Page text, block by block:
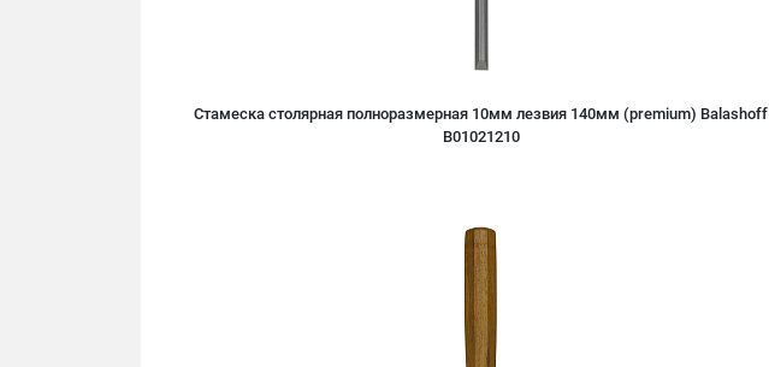
Стамеска столярная полноразмерная 10мм лезвия 140мм (premium) Balashoff
B01021210